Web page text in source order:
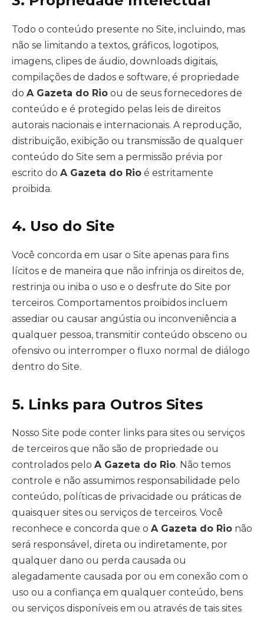
Todo o conteúdo presente no Site, incluindo, mas
não se limitando a textos, gráficos, logotipos,
imagens, clipes de áudio, downloads digitais,
compilações de dados e software, é propriedade
do A Gazeta do Rio ou de seus fornecedores de
conteúdo e é protegido pelas leis de direitos
autorais nacionais e internacionais. A reprodução,
distribuição, exibição ou transmissão de qualquer
conteúdo do Site sem a permissão prévia por
escrito do A Gazeta do Rio é estritamente
proibida.
4. Uso do Site
Você concorda em usar o Site apenas para fins
lícitos e de maneira que não infrinja os direitos de,
restrinja ou iniba o uso e o desfrute do Site por
terceiros. Comportamentos proibidos incluem
assediar ou causar angústia ou inconveniência a
qualquer pessoa, transmitir conteúdo obsceno ou
ofensivo ou interromper o fluxo normal de diálogo
dentro do Site.
5. Links para Outros Sites
Nosso Site pode conter links para sites ou serviços
de terceiros que não são de propriedade ou
controlados pelo A Gazeta do Rio. Não temos
controle e não assumimos responsabilidade pelo
conteúdo, políticas de privacidade ou práticas de
quaisquer sites ou serviços de terceiros. Você
reconhece e concorda que o A Gazeta do Rio não
será responsável, direta ou indiretamente, por
qualquer dano ou perda causada ou
alegadamente causada por ou em conexão com o
uso ou a confiança em qualquer conteúdo, bens
ou serviços disponíveis em ou através de tais sites